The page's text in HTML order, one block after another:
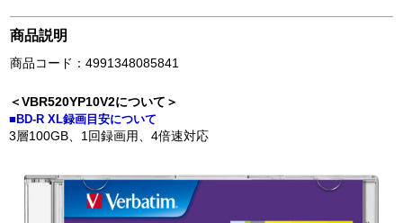
商品説明
商品コード：4991348085841
＜VBR520YP10V2について＞
■BD-R XL録画目安について
3層100GB、1回録画用、4倍速対応